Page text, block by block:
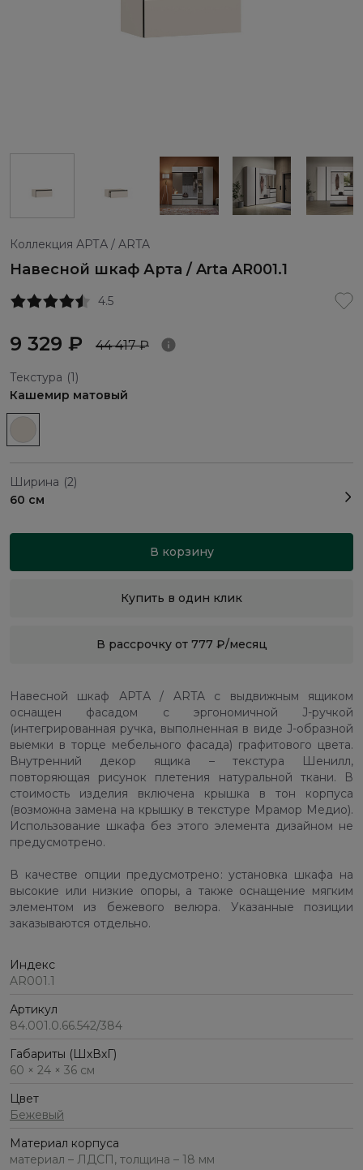
Коллекция АРТА / ARTA
Навесной шкаф Арта / Arta AR001.1
4.5
9 329 ₽ 44 417 ₽
Текстура (1)
Кашемир матовый
Ширина (2)
60 см
В корзину
Купить в один клик
В рассрочку от 777 ₽/месяц
Навесной шкаф АРТА / ARTA с выдвижным ящиком
оснащен фасадом с эргономичной J-ручкой
(интегрированная ручка, выполненная в виде J-образной
выемки в торце мебельного фасада) графитового цвета.
Внутренний декор ящика – текстура Шенилл,
повторяющая рисунок плетения натуральной ткани. В
стоимость изделия включена крышка в тон корпуса
(возможна замена на крышку в текстуре Мрамор Медио).
Использование шкафа без этого элемента дизайном не
предусмотрено.
В качестве опции предусмотрено: установка шкафа на
высокие или низкие опоры, а также оснащение мягким
элементом из бежевого велюра. Указанные позиции
заказываются отдельно.
Индекс
AR001.1
Артикул
84.001.0.66.542/384
Габариты (ШхВхГ)
60 × 24 × 36 см
Цвет
Бежевый
Материал корпуса
материал – ЛДСП, толщина – 18 мм